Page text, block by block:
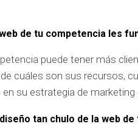
de tu competencia les
puede tener más
cuáles son sus recursos,
su estrategia de marketing
tan chulo de la web